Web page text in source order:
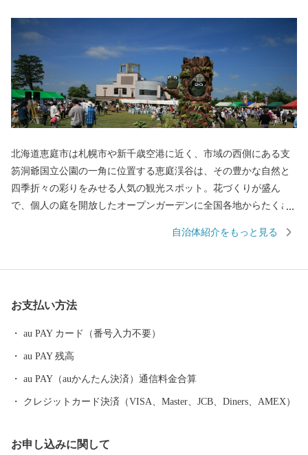
北海道恵庭市は札幌市や新千歳空港に近く、市域の西側にある支
笏洞爺国立公園の一角に位置する恵庭渓谷は、その豊かな自然と
四季折々の彩りをみせる人気の観光スポット。花づくりが盛ん
で、個人の庭を開放したオープンガーデンに全国各地からたくさ
て実施したブックスタート事業など、読書のまちづくりにも力を
むまち えにわ」。 恵庭らしさを活かした魅力あるまちづくりを
応援していただける皆様からのご支援をお待ちしております。
自治体紹介をもっと見る
お支払い方法
au PAY カード（番号入力不要）
au PAY 残高
au PAY（auかんたん決済）通信料金合算
クレジットカード決済（VISA、Master、JCB、Diners、AMEX）
お申し込みに関して